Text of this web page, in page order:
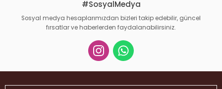
#SosyalMedya
Sosyal medya hesaplarımızdan bizleri takip edebilir, güncel
fırsatlar ve haberlerden faydalanabilirsiniz.